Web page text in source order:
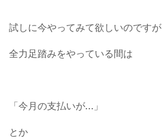
試しに今やってみて欲しいのですが
全力足踏みをやっている間は
「今月の支払いが…」
とか